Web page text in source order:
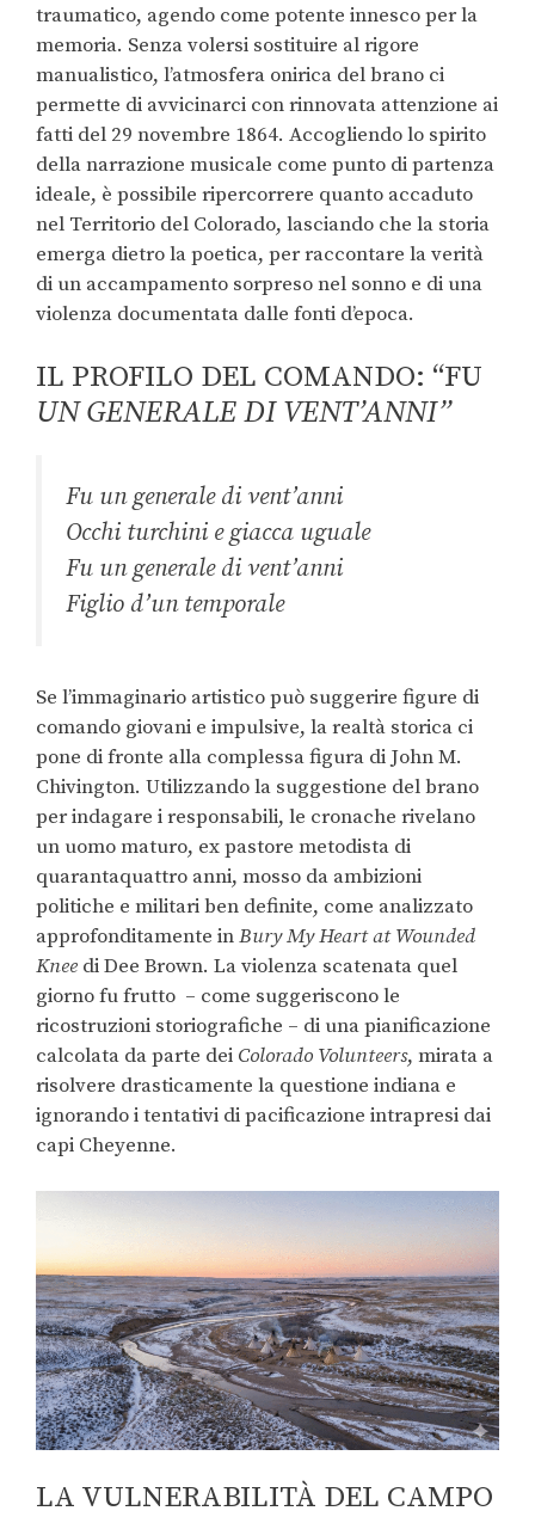
traumatico, agendo come potente innesco per la
memoria. Senza volersi sostituire al rigore
manualistico, l’atmosfera onirica del brano ci
permette di avvicinarci con rinnovata attenzione ai
fatti del 29 novembre 1864. Accogliendo lo spirito
della narrazione musicale come punto di partenza
ideale, è possibile ripercorrere quanto accaduto
nel Territorio del Colorado, lasciando che la storia
emerga dietro la poetica, per raccontare la verità
di un accampamento sorpreso nel sonno e di una
violenza documentata dalle fonti d’epoca.
IL PROFILO DEL COMANDO: “FU
UN GENERALE DI VENT’ANNI”
Fu un generale di vent’anni
Occhi turchini e giacca uguale
Fu un generale di vent’anni
Figlio d’un temporale
Se l’immaginario artistico può suggerire figure di
comando giovani e impulsive, la realtà storica ci
pone di fronte alla complessa figura di John M.
Chivington. Utilizzando la suggestione del brano
per indagare i responsabili, le cronache rivelano
un uomo maturo, ex pastore metodista di
quarantaquattro anni, mosso da ambizioni
politiche e militari ben definite, come analizzato
approfonditamente inBury My Heart at Wounded
Knee di Dee Brown. La violenza scatenata quel
giorno fu frutto – come suggeriscono le
ricostruzioni storiografiche – di una pianificazione
calcolata da parte dei Colorado Volunteers, mirata a
risolvere drasticamente la questione indiana e
ignorando i tentativi di pacificazione intrapresi dai
capi Cheyenne.
LA VULNERABILITÀ DEL CAMPO